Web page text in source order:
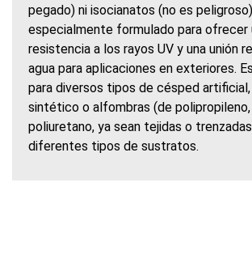
pegado) ni isocianatos (no es
especialmente formulado para ofrecer
resistencia a los rayos UV y una unión
agua para aplicaciones en exteriores.
para diversos tipos de césped
sintético o alfombras (de
poliuretano, ya sean tejidas o
diferentes tipos de sustratos.